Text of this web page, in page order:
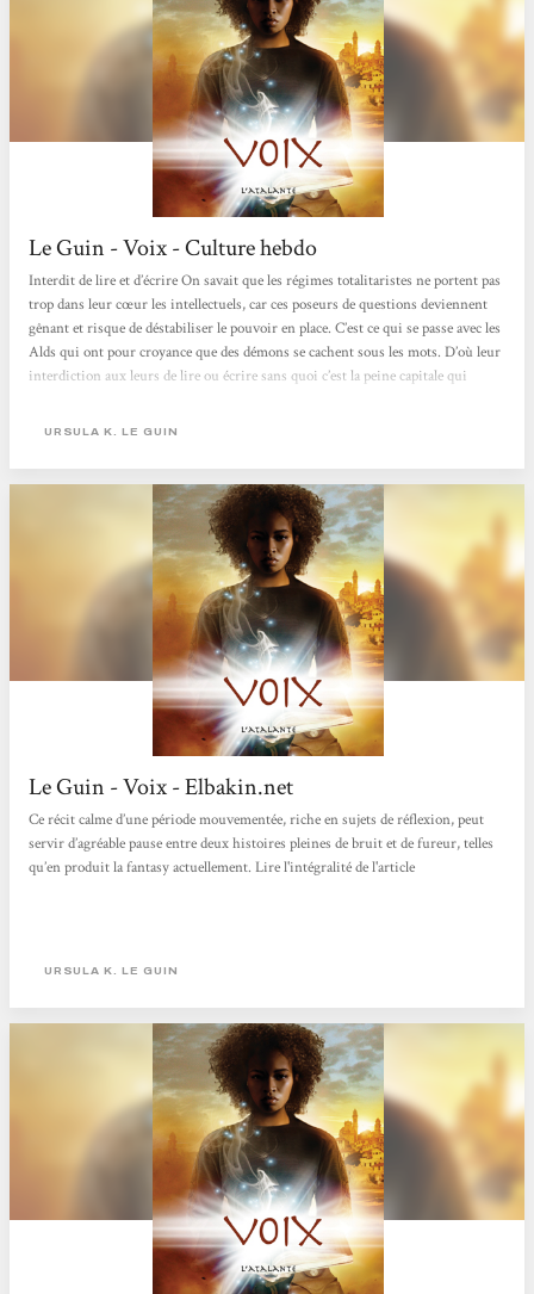
Le Guin - Voix - Culture hebdo
Interdit de lire et d’écrire On savait que les régimes totalitaristes ne portent pas
trop dans leur cœur les intellectuels, car ces poseurs de questions deviennent
gênant et risque de déstabiliser le pouvoir en place. C’est ce qui se passe avec les
Alds qui ont pour croyance que des démons se cachent sous les mots. D’où leur
interdiction aux leurs de lire ou écrire sans quoi c’est la peine capitale qui
est conteur. On peut imaginer qu’il désapprouve les Alds. Il faut donc les...
URSULA K. LE GUIN
Le Guin - Voix - Elbakin.net
Ce récit calme d’une période mouvementée, riche en sujets de réflexion, peut
servir d’agréable pause entre deux histoires pleines de bruit et de fureur, telles
qu’en produit la fantasy actuellement. Lire l'intégralité de l'article
URSULA K. LE GUIN